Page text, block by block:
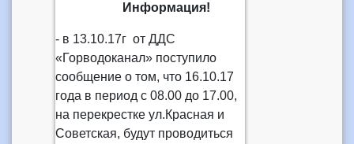
Информация!
- в 13.10.17г от ДДС
«Горводоканал» поступило
сообщение о том, что 16.10.17
года в период с 08.00 до 17.00,
на перекрестке ул.Красная и
Советская, будут проводиться